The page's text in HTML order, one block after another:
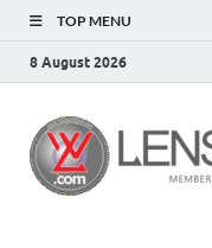
TOP MENU
8 August 2026